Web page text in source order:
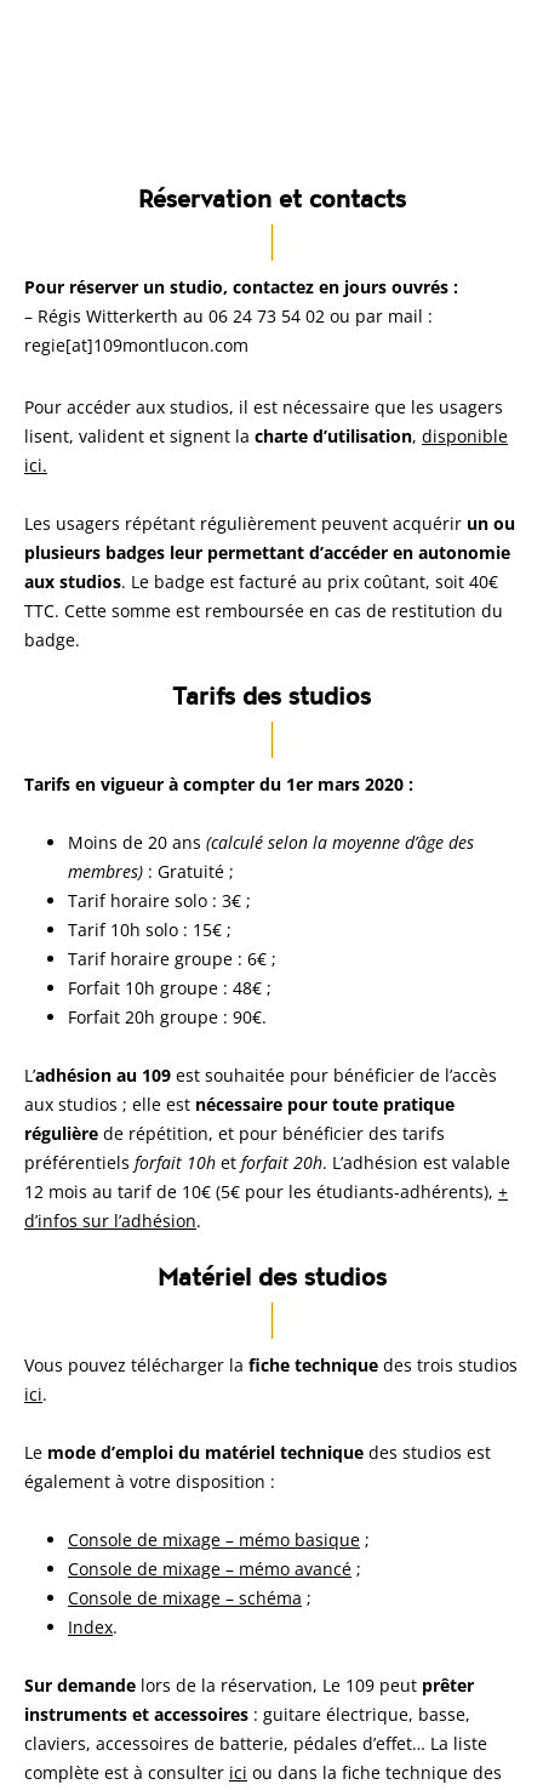
Réservation et contacts
Pour réserver un studio, contactez en jours ouvrés :
– Régis Witterkerth au 06 24 73 54 02 ou par mail :
regie[at]109montlucon.com
Pour accéder aux studios, il est nécessaire que les usagers
lisent, valident et signent la charte d’utilisation, disponible
ici.
Les usagers répétant régulièrement peuvent acquérir un ou
plusieurs badges leur permettant d’accéder en autonomie
aux studios. Le badge est facturé au prix coûtant, soit 40€
TTC. Cette somme est remboursée en cas de restitution du
badge.
Tarifs des studios
Tarifs en vigueur à compter du 1er mars 2020 :
Moins de 20 ans (calculé selon la moyenne d’âge des
membres) : Gratuité ;
Tarif horaire solo : 3€ ;
Tarif 10h solo : 15€ ;
Tarif horaire groupe : 6€ ;
Forfait 10h groupe : 48€ ;
Forfait 20h groupe : 90€.
L’adhésion au 109 est souhaitée pour bénéficier de l’accès
aux studios ; elle est nécessaire pour toute pratique
régulière de répétition, et pour bénéficier des tarifs
préférentiels forfait 10h et forfait 20h. L’adhésion est valable
12 mois au tarif de 10€ (5€ pour les étudiants-adhérents), +
d’infos sur l’adhésion.
Matériel des studios
Vous pouvez télécharger la fiche technique des trois studios
ici.
Le mode d’emploi du matériel technique des studios est
également à votre disposition :
Console de mixage – mémo basique ;
Console de mixage – mémo avancé ;
Console de mixage – schéma ;
Index.
Sur demande lors de la réservation, Le 109 peut prêter
instruments et accessoires : guitare électrique, basse,
claviers, accessoires de batterie, pédales d’effet… La liste
complète est à consulter ici ou dans la fiche technique des